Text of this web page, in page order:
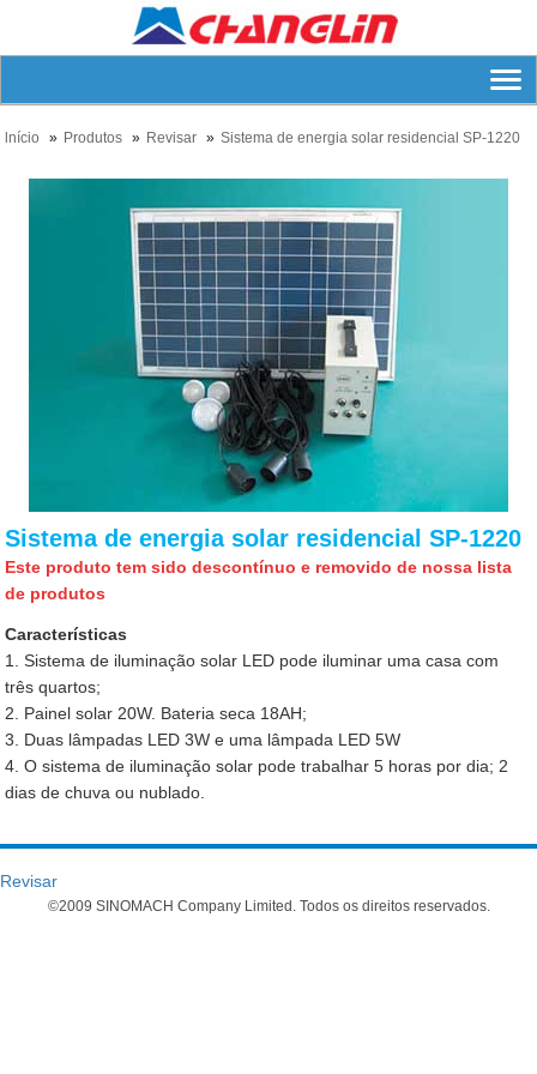
lnício Produtos Revisar Sistema de energia solar residencial SP-1220
Sistema de energia solar residencial SP-1220
Este produto tem sido descontínuo e removido de nossa lista
de produtos
Características
1. Sistema de iluminação solar LED pode iluminar uma casa com
três quartos;
2. Painel solar 20W. Bateria seca 18AH;
3. Duas lâmpadas LED 3W e uma lâmpada LED 5W
4. O sistema de iluminação solar pode trabalhar 5 horas por dia; 2
dias de chuva ou nublado.
Revisar
©2009 SINOMACH Company Limited. Todos os direitos reservados.